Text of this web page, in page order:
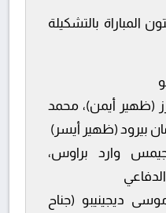
المباراة بالتشكيلة
(ظهير أيمن)، محمد
بيرود (ظهير أيسر)
وارد براوس،
ديجينيبو (جناح